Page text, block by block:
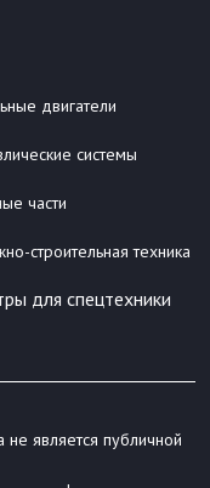
двигатели
системы
части
строительная техника
для спецтехники
является публичной